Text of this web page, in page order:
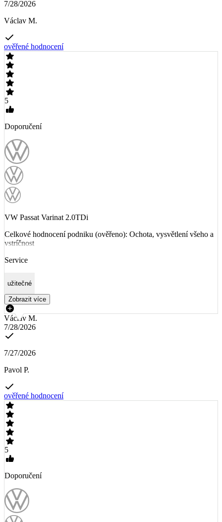
7/28/2026
Václav M.
ověřené hodnocení
5
Doporučení
VW Passat Varinat 2.0TDi
Celkové hodnocení podniku (ověřeno): Ochota, vysvětlení všeho a
vstríčnost
Service
užitečné
Zobrazit více
Václav M.
7/28/2026
7/27/2026
Pavol P.
ověřené hodnocení
5
Doporučení